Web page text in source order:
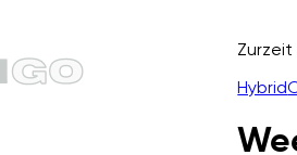
Hybrid